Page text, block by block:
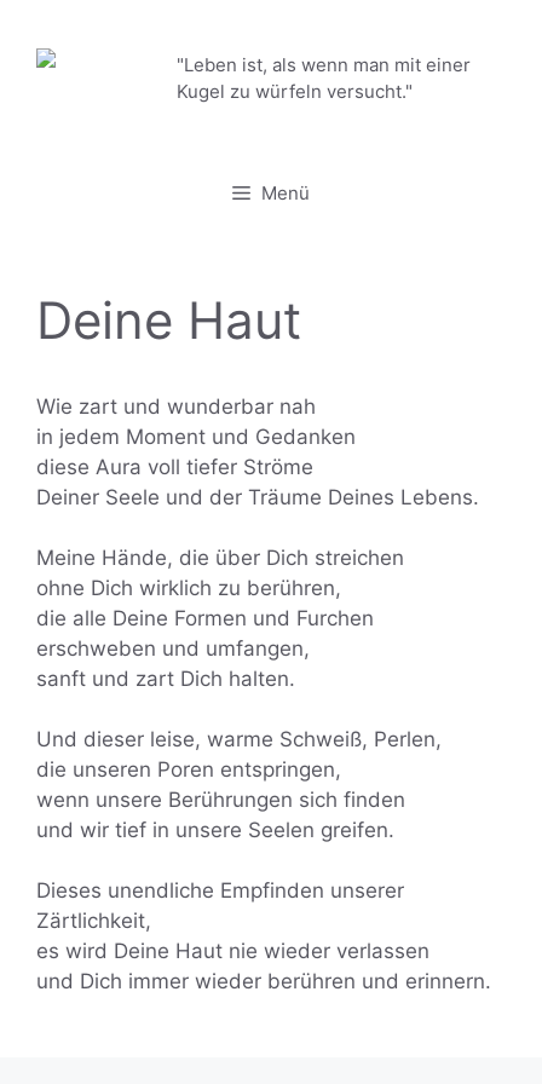
Inhalt
springen
"Leben ist, als wenn man mit einer
Kugel zu würfeln versucht."
Menü
Deine Haut
Wie zart und wunderbar nah
in jedem Moment und Gedanken
diese Aura voll tiefer Ströme
Deiner Seele und der Träume Deines Lebens.
Meine Hände, die über Dich streichen
ohne Dich wirklich zu berühren,
die alle Deine Formen und Furchen
erschweben und umfangen,
sanft und zart Dich halten.
Und dieser leise, warme Schweiß, Perlen,
die unseren Poren entspringen,
wenn unsere Berührungen sich finden
und wir tief in unsere Seelen greifen.
Dieses unendliche Empfinden unserer
Zärtlichkeit,
es wird Deine Haut nie wieder verlassen
und Dich immer wieder berühren und erinnern.